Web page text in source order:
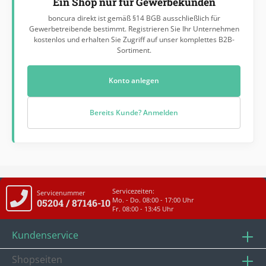
boncura direkt ist gemäß §14 BGB ausschließlich für
Gewerbetreibende bestimmt. Registrieren Sie Ihr Unternehmen
kostenlos und erhalten Sie Zugriff auf unser komplettes B2B-
Sortiment.
Konto anlegen
Bereits Kunde? Anmelden
Servicenummer
05204 / 87146-10
Servicezeiten:
Mo. - Do. 08:00 - 17:00 Uhr
Fr. 08:00 - 13:45 Uhr
Kundenservice
Shopseiten